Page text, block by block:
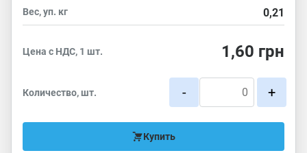
Вес, уп. кг 0,21
Цена с НДС, 1 шт. 1,60 грн
Количество, шт. - +
Купить